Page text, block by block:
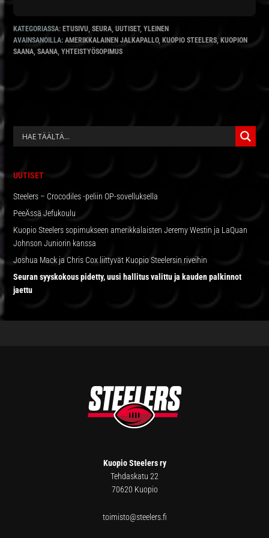
KATEGORIASSA: ETUSIVU,SEURA,UUTISET,YLEINEN
AVAINSANOILLA:AMERIKKALAINEN JALKAPALLO, KUOPIO STEELERS, KUOPION
SAANA,SAANA,YHTEISTYÖSOPIMUS
ENSISIJAINEN
UUTISET
Steelers – Crocodiles -peliin OP-sovelluksella
PeeÄssä Jefukoulu
Kuopio Steelers sopimukseen amerikkalaisten Jeremy Westin ja LaQuan
Johnson Juniorin kanssa
Joshua Mack ja Chris Cox liittyvät Kuopio Steelersin riveihin
Seuran syyskokous pidetty, uusi hallitus valittu ja kauden palkinnot
jaettu
Kuopio Steelers ry
Tehdaskatu 22
70620 Kuopio
toimisto@steelers.fi